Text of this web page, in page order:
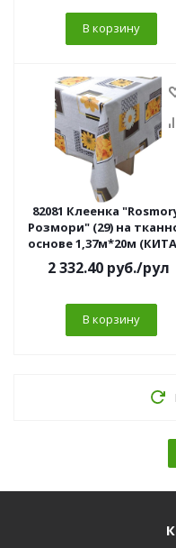
В корзину
82081 Клеенка
Розмори" (29) на
основе 1,37м*20м
2 332.40руб./рул
В корзину